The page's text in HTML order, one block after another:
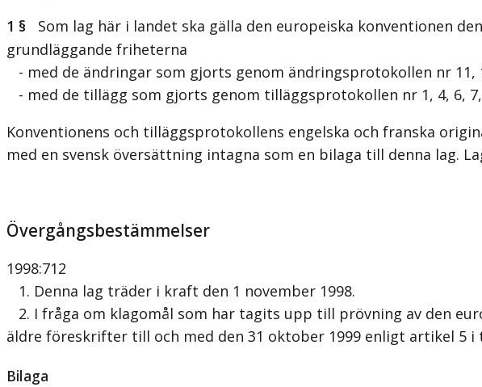
1 § Som lag här i landet ska gälla den europeiska konventionen
grundläggande friheterna
- med de ändringar som gjorts genom ändringsprotokollen nr 11,
- med de tillägg som gjorts genom tilläggsprotokollen nr 1, 4, 6,
Konventionens och tilläggsprotokollens engelska och franska
med en svensk översättning intagna som en bilaga till denna lag.
Övergångsbestämmelser
1998:712
1. Denna lag träder i kraft den 1 november 1998.
2. I fråga om klagomål som har tagits upp till prövning av den
äldre föreskrifter till och med den 31 oktober 1999 enligt artikel 5
Bilaga